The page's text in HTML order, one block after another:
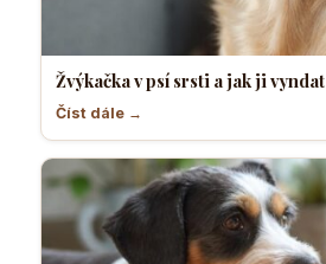
Žvýkačka v psí srsti a jak ji vyndat
Číst dále →